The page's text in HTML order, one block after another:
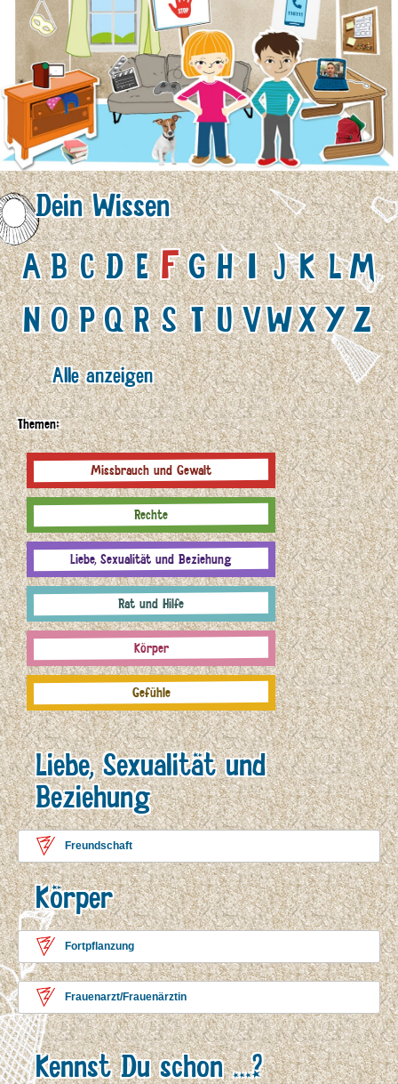
Dein Wissen
A B C D E F G H I J K LM
N O P Q R S T U VWXYZ
Alle anzeigen
Themen:
Missbrauch und Gewalt
Rechte
Liebe, Sexualität und Beziehung
Rat und Hilfe
Körper
Gefühle
Liebe, Sexualität und
Beziehung
Freundschaft
Körper
Fortpflanzung
Frauenarzt/Frauenärztin
Kennst Du schon ...?